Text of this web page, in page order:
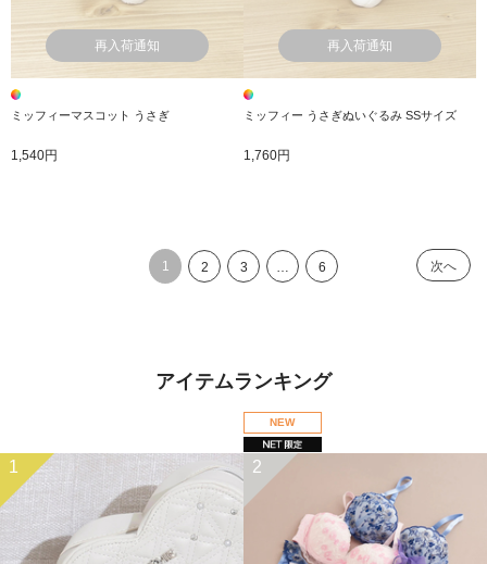
再入荷通知
ミッフィーマスコット うさぎ
1,540円
再入荷通知
ミッフィー うさぎぬいぐるみ SSサイズ
1,760円
1 2 3 … 6 次へ
アイテムランキング
1
NEW
2